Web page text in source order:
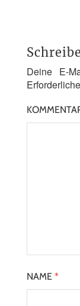
Deine E-
NAME *